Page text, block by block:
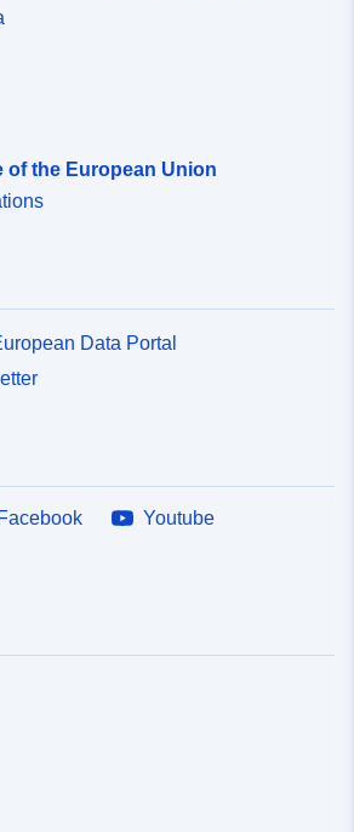
of the European Union
Data Portal
Facebook
Youtube